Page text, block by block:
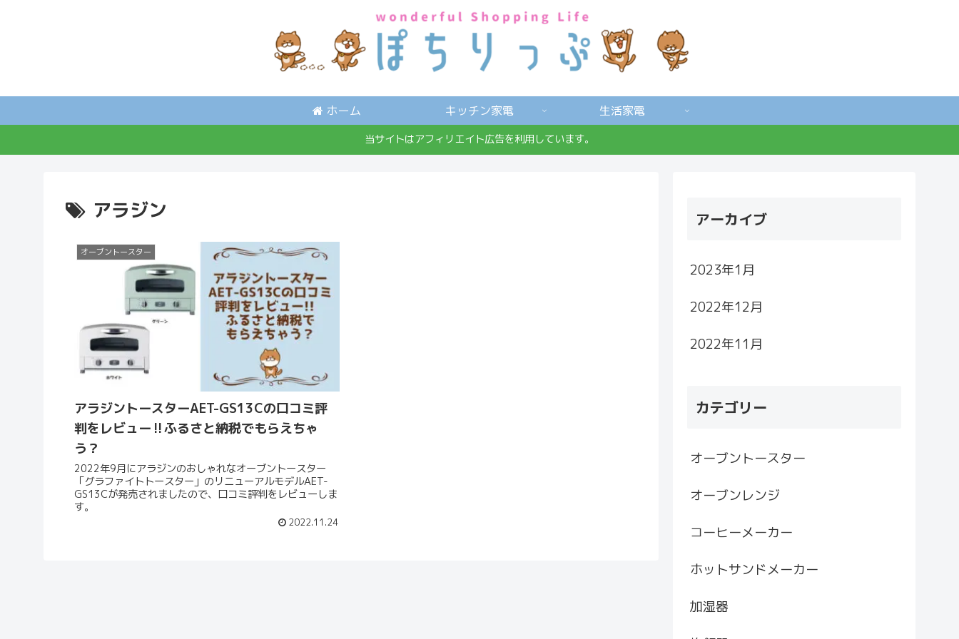
ホーム キッチン家電 生活家電
当サイトはアフィリエイト広告を利用しています。
アラジン
オーブントースター
アラジントースターAET-GS13Cの口コミ評
判をレビュー‼ふるさと納税でもらえちゃ
う？
2022年9月にアラジンのおしゃれなオーブントースター
「グラファイトトースター」のリニューアルモデルAET-
GS13Cが発売されましたので、口コミ評判をレビューしま
す。
2022.11.24
アーカイブ
2023年1月
2022年12月
2022年11月
カテゴリー
オーブントースター
オーブンレンジ
コーヒーメーカー
ホットサンドメーカー
加湿器